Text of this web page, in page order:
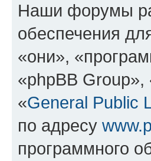
Наши форумы
обеспечения
«они»,
«phpBB
«General Public
по адресу
программного